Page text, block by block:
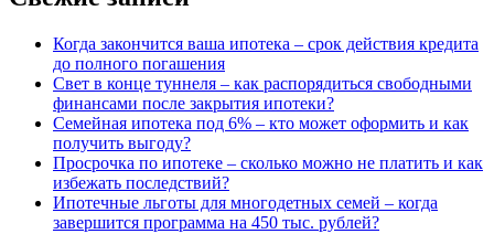
Когда закончится ваша ипотека – срок действия кредита
до полного погашения
Свет в конце туннеля – как распорядиться свободными
финансами после закрытия ипотеки?
Семейная ипотека под 6% – кто может оформить и как
получить выгоду?
Просрочка по ипотеке – сколько можно не платить и как
избежать последствий?
Ипотечные льготы для многодетных семей – когда
завершится программа на 450 тыс. рублей?